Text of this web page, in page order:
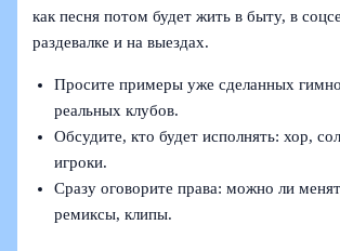
как песня потом будет жить в быту, в
раздевалке и на выездах.
Просите примеры уже сделанных
реальных клубов.
Обсудите, кто будет исполнять: хор,
игроки.
Сразу оговорите права: можно ли
ремиксы, клипы.